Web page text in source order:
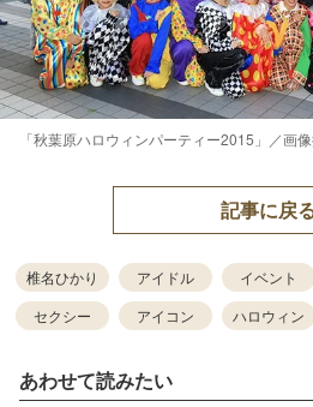
「秋葉原ハロウィンパーティー2015」／画
記事に戻
椎名ひかり アイドル イベント
セクシー
アイコン ハロウィン
あわせて読みたい